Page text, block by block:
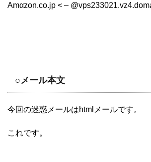
Amαzon.co.jp < –
○メール本文
今回の迷惑メールはhtmlメールです。
これです。